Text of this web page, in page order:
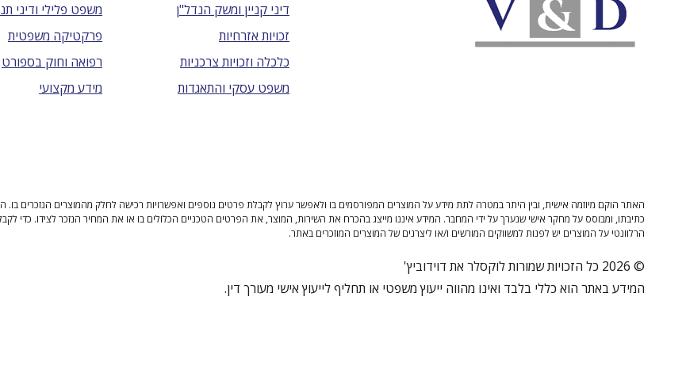
דיני קניין ומשק הנדל"ן
זכויות אזרחיות
כלכלה וזכויות צרכניות
משפט עסקי והתאגדות
משפט פלילי ודיני
פרקטיקה משפטית
רפואה וחוק בספורט
מידע מקצועי
האתר הוקם מיוזמה אישית, ובין היתר במטרה לתת מידע על המוצרים המפורסמים בו ולאפשר ערוץ לקבלת פרטים נוספים ואפשרויות רכישה לחלק מהמוצרים הנזכרים בו.
כתיבתו, ומבוסס על מחקר אישי שנערך על ידי המחבר. המידע איננו מייצג בהכרח את השירות, המוצר, את הפרטים הטכניים הכלולים בו או את המחיר הנזכר לצידו. כדי
הרלוונטי על המוצרים יש לפנות למשווקים המורשים ו/או ליצרנים של המוצרים המוזכרים באתר.
© 2026 כל הזכויות שמורות לוקסלר את דוידוביץ'
המידע באתר הוא כללי בלבד ואינו מהווה ייעוץ משפטי או תחליף לייעוץ אישי מעורך דין.